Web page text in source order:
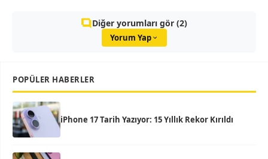
Diğer yorumları gör (2)
Yorum Yap
POPÜLER HABERLER
iPhone 17 Tarih Yazıyor: 15 Yıllık Rekor Kırıldı